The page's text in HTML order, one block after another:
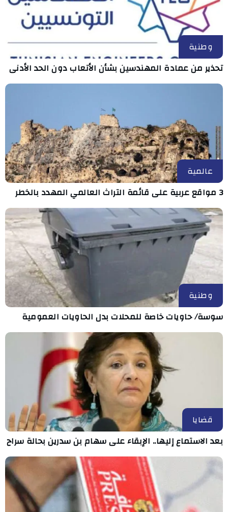
وطنية
تحذير من عمادة المهندسين بشأن الأتعاب دون الحد الأدنى
عالمية
3 مواقع عربية على قائمة التراث العالمي المهدد بالخطر
وطنية
سوسة/ حاويات خاصة للمحلات بدل الحاويات العمومية
قضايا
بعد الاستماع إليها.. الإبقاء على سهام بن سدرين بحالة سراح